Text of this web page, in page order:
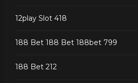
12play Slot 418
188 Bet 188 Bet 188bet 799
188 Bet 212